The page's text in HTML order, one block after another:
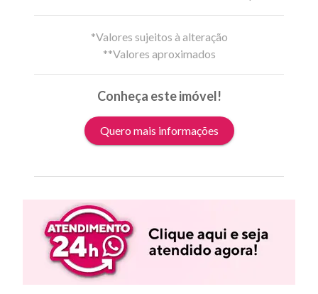
*Valores sujeitos à alteração
**Valores aproximados
Conheça este imóvel!
Quero mais informações